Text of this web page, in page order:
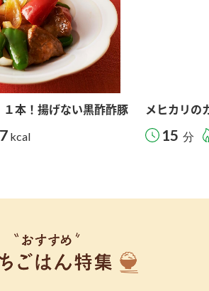
１本！揚げない黒酢酢豚
kcal
メヒカリの
15 分